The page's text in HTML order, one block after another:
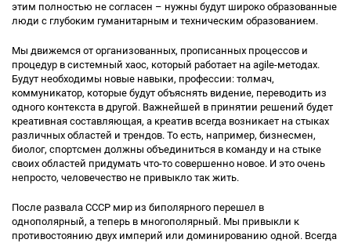
этим полностью не согласен – нужны будут широко образованные
люди с глубоким гуманитарным и техническим образованием.
Мы движемся от организованных, прописанных процессов и
процедур в системный хаос, который работает на agile-методах.
Будут необходимы новые навыки, профессии: толмач,
коммуникатор, которые будут объяснять видение, переводить из
одного контекста в другой. Важнейшей в принятии решений будет
креативная составляющая, а креатив всегда возникает на стыках
различных областей и трендов. То есть, например, бизнесмен,
биолог, спортсмен должны объединиться в команду и на стыке
своих областей придумать что-то совершенно новое. И это очень
непросто, человечество не привыкло так жить.
После развала СССР мир из биполярного перешел в
однополярный, а теперь в многополярный. Мы привыкли к
противостоянию двух империй или доминированию одной. Всегда